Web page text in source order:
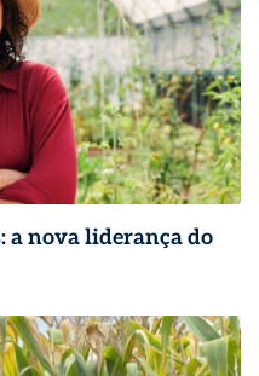
a nova liderança do